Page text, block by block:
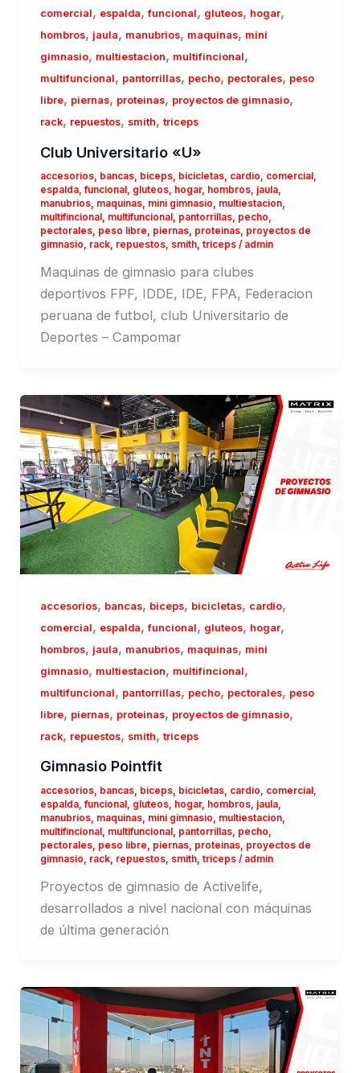
comercial, espalda,funcional, gluteos, hogar,
hombros, jaula, manubrios, maquinas, mini
gimnasio, multiestacion, multifincional,
multifuncional, pantorrillas, pecho, pectorales, peso
libre, piernas, proteinas, proyectos de gimnasio,
rack, repuestos, smith, triceps
Club Universitario «U»
accesorios, bancas, biceps, bicicletas, cardio, comercial ,
espalda,funcional , gluteos, hogar, hombros, jaula,
manubrios, maquinas, mini gimnasio, multiestacion,
multifincional , multifuncional , pantorrillas, pecho,
pectorales, peso libre, piernas, proteinas, proyectos de
gimnasio, rack, repuestos, smith, triceps/ admin
Maquinas de gimnasio para clubes
deportivos FPF, IDDE, IDE, FPA, Federacion
peruana de futbol, club Universitario de
Deportes – Campomar
accesorios, bancas, biceps, bicicletas, cardio,
comercial, espalda,funcional, gluteos, hogar,
hombros, jaula, manubrios, maquinas, mini
gimnasio, multiestacion, multifincional,
multifuncional, pantorrillas, pecho, pectorales, peso
libre, piernas, proteinas, proyectos de gimnasio,
rack, repuestos, smith, triceps
Gimnasio Pointfit
accesorios, bancas, biceps, bicicletas, cardio, comercial ,
espalda,funcional , gluteos, hogar, hombros, jaula,
manubrios, maquinas, mini gimnasio, multiestacion,
multifincional , multifuncional , pantorrillas, pecho,
pectorales, peso libre, piernas, proteinas, proyectos de
gimnasio, rack, repuestos, smith, triceps/ admin
Proyectos de gimnasio de Activelife,
desarrollados a nivel nacional con máquinas
de última generación